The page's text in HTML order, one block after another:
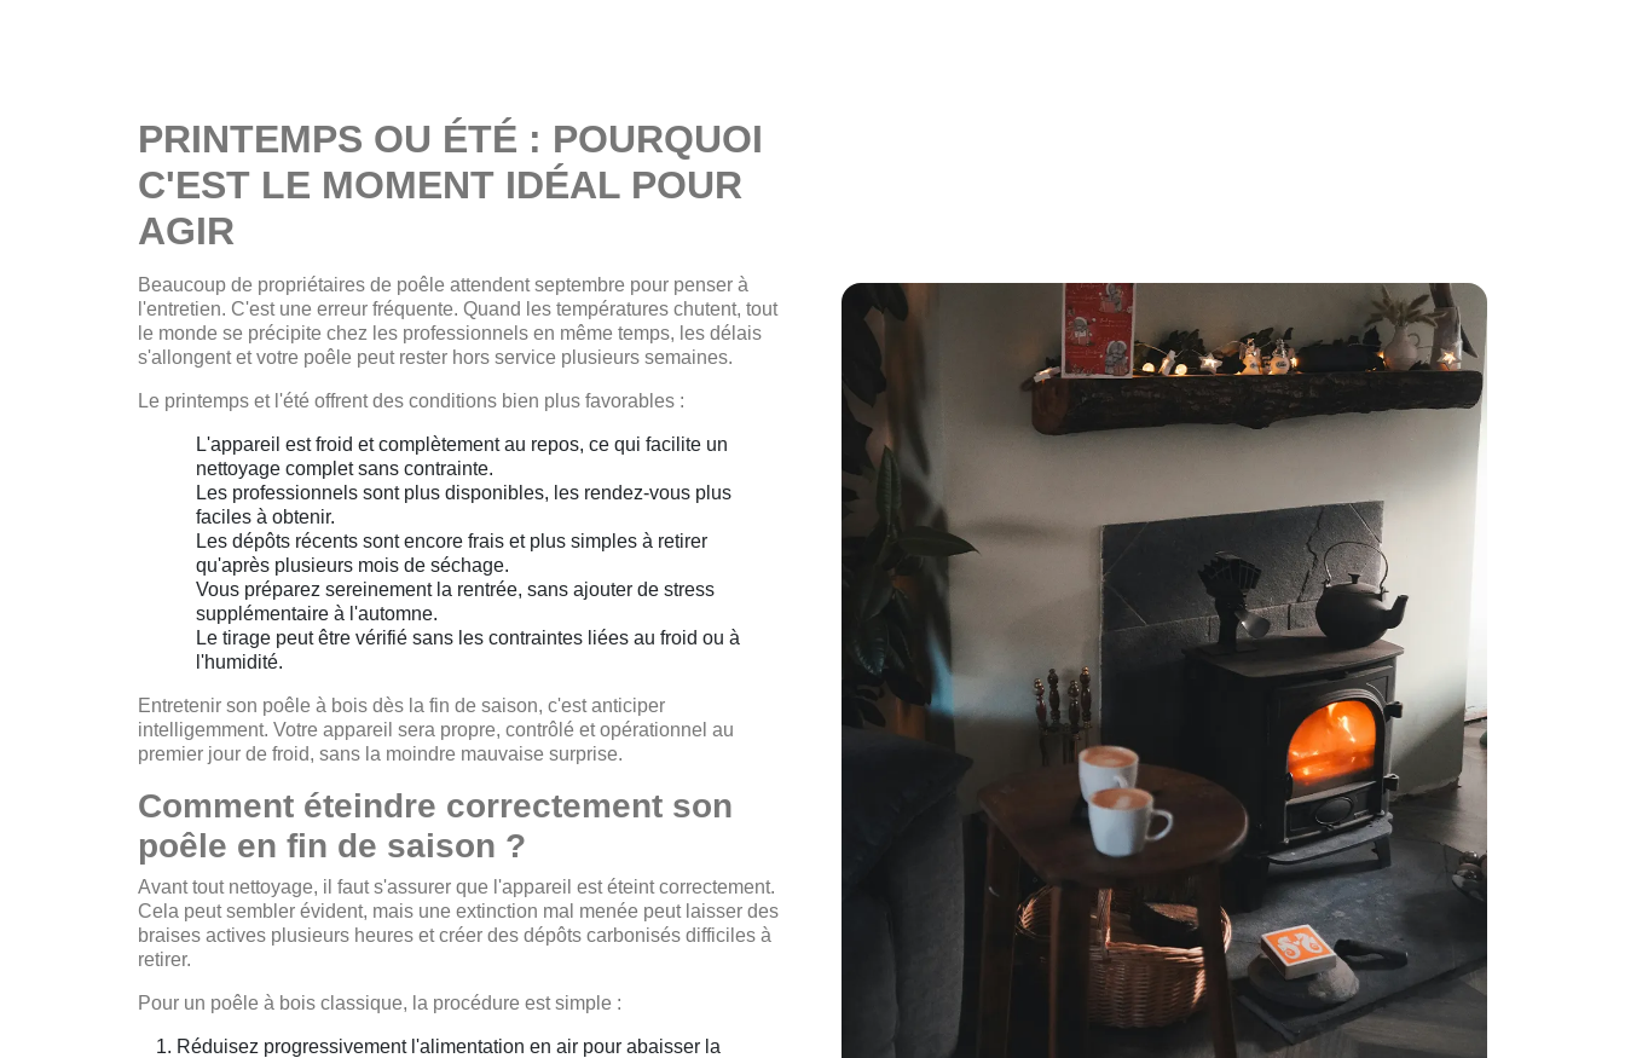
PRINTEMPS OU ÉTÉ : POURQUOI
C'EST LE MOMENT IDÉAL POUR
AGIR
Beaucoup de propriétaires de poêle attendent septembre pour penser à
l'entretien. C'est une erreur fréquente. Quand les températures chutent, tout
le monde se précipite chez les professionnels en même temps, les délais
s'allongent et votre poêle peut rester hors service plusieurs semaines.
Le printemps et l'été offrent des conditions bien plus favorables :
L'appareil est froid et complètement au repos, ce qui facilite un
nettoyage complet sans contrainte.
Les professionnels sont plus disponibles, les rendez-vous plus
faciles à obtenir.
Les dépôts récents sont encore frais et plus simples à retirer
qu'après plusieurs mois de séchage.
Vous préparez sereinement la rentrée, sans ajouter de stress
supplémentaire à l'automne.
Le tirage peut être vérifié sans les contraintes liées au froid ou à
l'humidité.
Entretenir son poêle à bois dès la fin de saison, c'est anticiper
intelligemment. Votre appareil sera propre, contrôlé et opérationnel au
premier jour de froid, sans la moindre mauvaise surprise.
Comment éteindre correctement son
poêle en fin de saison ?
Avant tout nettoyage, il faut s'assurer que l'appareil est éteint correctement.
Cela peut sembler évident, mais une extinction mal menée peut laisser des
braises actives plusieurs heures et créer des dépôts carbonisés difficiles à
retirer.
Pour un poêle à bois classique, la procédure est simple :
Réduisez progressivement l'alimentation en air pour abaisser la